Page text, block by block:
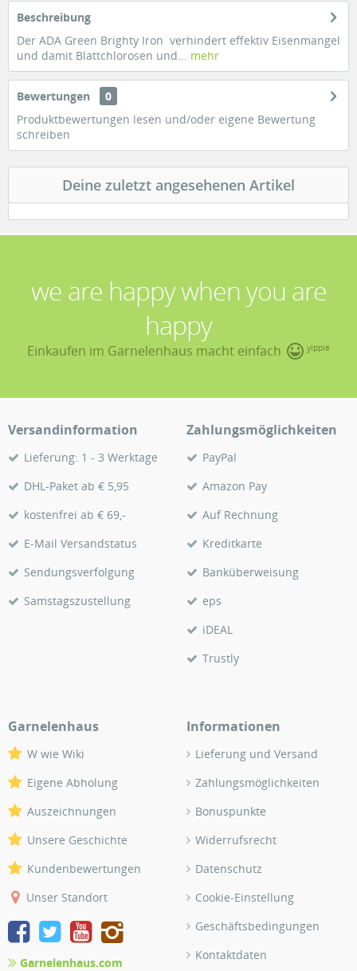
Beschreibung
Der ADA Green Brighty Iron verhindert effektiv Eisenmangel
und damit Blattchlorosen und... mehr
Bewertungen
0
Produktbewertungen lesen und/oder eigene Bewertung
schreiben
Deine zuletzt angesehenen Artikel
we are happy when you are
happy
Einkaufen im Garnelenhaus macht einfach yippie
Versandinformation
Lieferung: 1 - 3 Werktage
DHL-Paket ab € 5,95
kostenfrei ab € 69,-
E-Mail Versandstatus
Sendungsverfolgung
Samstagszustellung
Zahlungsmöglichkeiten
PayPal
Amazon Pay
Auf Rechnung
Kreditkarte
Banküberweisung
eps
iDEAL
Trustly
Garnelenhaus
W wie Wiki
Eigene Abholung
Auszeichnungen
Unsere Geschichte
Kundenbewertungen
Unser Standort
Garnelenhaus.com
Informationen
Lieferung und Versand
Zahlungsmöglichkeiten
Bonuspunkte
Widerrufsrecht
Datenschutz
Cookie-Einstellung
Geschäftsbedingungen
Kontaktdaten